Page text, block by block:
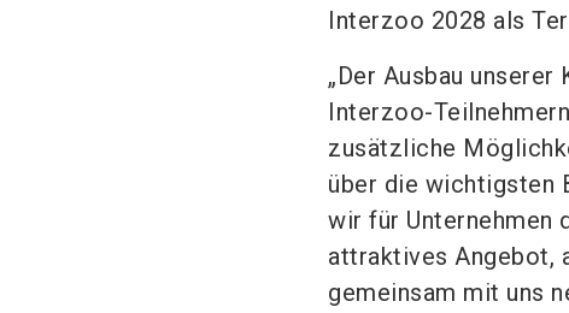
Interzoo 2028 als
„Der Ausbau
Interzoo-
zusätzliche
über die wichtigsten
wir für Unternehmen
attraktives Angebot,
gemeinsam mit uns